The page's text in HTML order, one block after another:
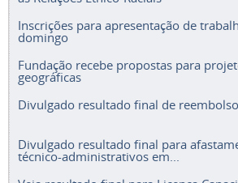
Inscrições para apresentação de
domingo
Fundação recebe propostas para
geográficas
Divulgado resultado final de reembolso
técnico-administrativos em...